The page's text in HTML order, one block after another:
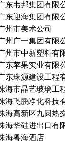
东韦邦集团有限
东迎海集团有限
州市美术公司
州广一集团有限
州市中新塑料有
东苹果实业有限
东珠源建设工程
海市晶艺玻璃工
海飞鹏净化科技
海高新区九圆热
海华硅进出口有
海粤海酒店